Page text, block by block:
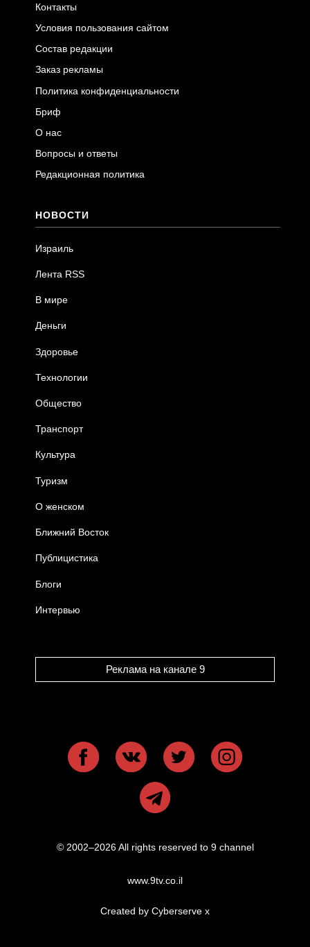
Контакты
Условия пользования сайтом
Состав редакции
Заказ рекламы
Политика конфиденциальности
Бриф
О нас
Вопросы и ответы
Редакционная политика
НОВОСТИ
Израиль
Лента RSS
В мире
Деньги
Здоровье
Технологии
Общество
Транспорт
Культура
Туризм
О женском
Ближний Восток
Публицистика
Блоги
Интервью
Реклама на канале 9
© 2002–2026 All rights reserved to 9 channel
www.9tv.co.il
Created by Cyberserve x